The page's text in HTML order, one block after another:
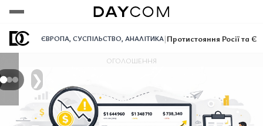
ЄВРОПА, СУСПІЛЬСТВО, АНАЛІТИКА|Протистояння Росії та ЄС
❯
ОГОЛОШЕННЯ